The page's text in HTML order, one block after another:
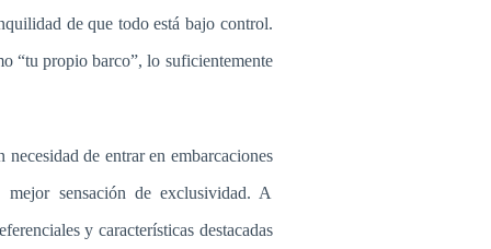
de que todo está bajo control.
“tu propio barco”, lo suficientemente
de entrar en embarcaciones
mejor sensación de exclusividad. A
y características destacadas